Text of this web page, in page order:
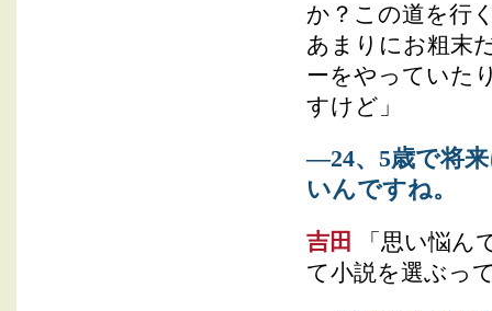
か？この道を行
あまりにお粗末
ーをやっていた
すけど」
―24、5歳で将
いんですね。
吉田
「思い悩ん
て小説を選ぶっ